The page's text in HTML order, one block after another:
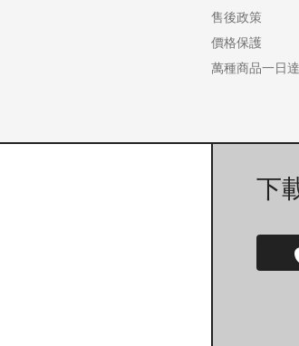
售後政策
價格保護
萬種商品一日達
下